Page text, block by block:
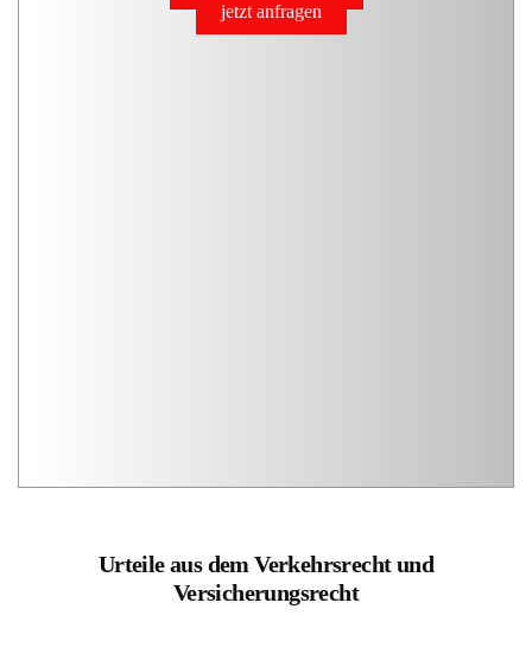
jetzt anfragen
Urteile aus dem Verkehrsrecht und
Versicherungsrecht